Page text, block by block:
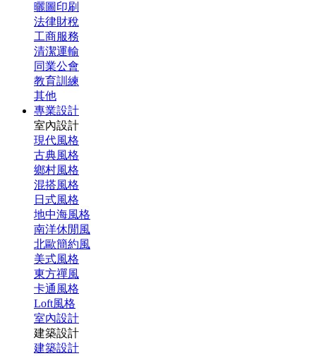
曬圖印刷
法律財稅
工商服務
清潔運輸
同業公會
教育訓練
其他
專業設計
室內設計
現代風格
古典風格
鄉村風格
混搭風格
日式風格
地中海風格
南洋休閒風
北歐簡約風
美式風格
東方禪風
卡通風格
Loft風格
室內設計
建築設計
建築設計